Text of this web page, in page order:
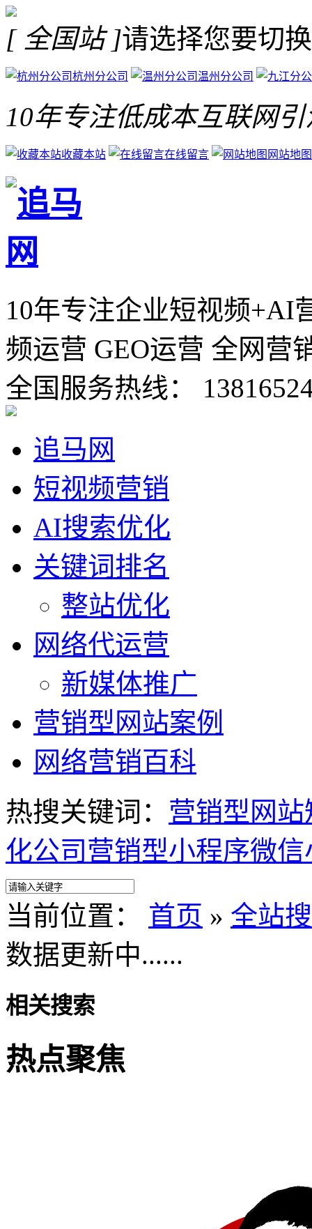
[ 全国站 ]请选择您要切
杭州分公司 温州分公司
10年专注低成本互联网
收藏本站 在线留言 网站地图
10年专注企业短视频+AI
频运营 GEO运营 全网营
全国服务热线：
追马网
短视频营销
AI搜索优化
关键词排名
整站优化
网络代运营
新媒体推广
营销型网站案例
网络营销百科
热搜关键词： 营销型网站
化公司 营销型小程序微信
当前位置： 首页 » 全站
数据更新中......
相关搜索
热点聚焦